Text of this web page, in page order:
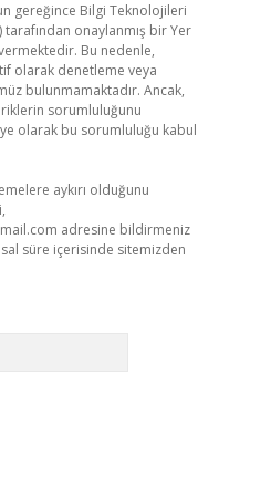
gereğince Bilgi Teknolojileri
tarafından onaylanmış bir Yer
Bu nedenle,
olarak denetleme veya
bulunmamaktadır. Ancak,
sorumluluğunu
olarak bu sorumluluğu kabul
aykırı olduğunu
adresine bildirmeniz
süre içerisinde sitemizden